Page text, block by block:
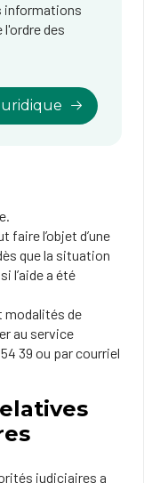
informations
l'ordre des
faire l’objet d’une
que la situation
l’aide a été
modalités de
au service
39 ou par courriel
judiciaires a